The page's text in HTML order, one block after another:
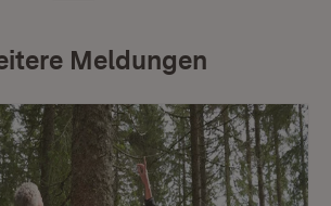
Meldungen